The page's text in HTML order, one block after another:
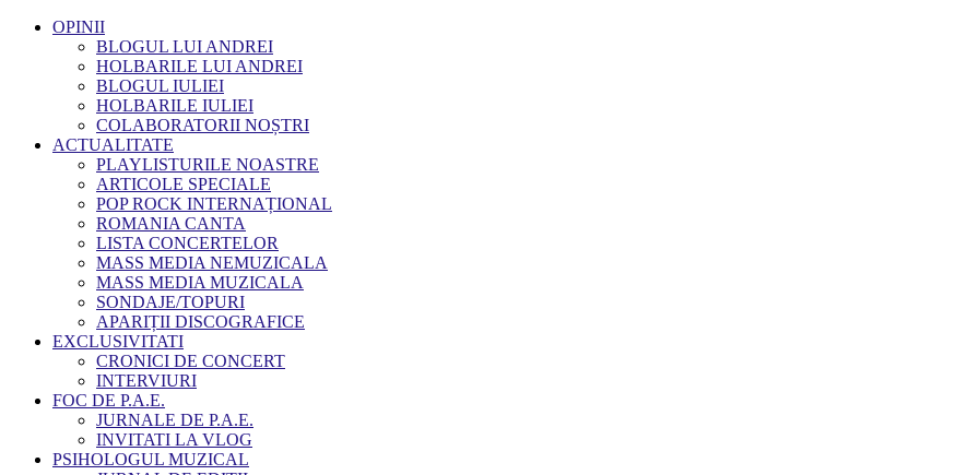
OPINII
BLOGUL LUI ANDREI
HOLBARILE LUI ANDREI
BLOGUL IULIEI
HOLBARILE IULIEI
COLABORATORII NOȘTRI
ACTUALITATE
PLAYLISTURILE NOASTRE
ARTICOLE SPECIALE
POP ROCK INTERNAȚIONAL
ROMANIA CANTA
LISTA CONCERTELOR
MASS MEDIA NEMUZICALA
MASS MEDIA MUZICALA
SONDAJE/TOPURI
APARIȚII DISCOGRAFICE
EXCLUSIVITATI
CRONICI DE CONCERT
INTERVIURI
FOC DE P.A.E.
JURNALE DE P.A.E.
INVITATI LA VLOG
PSIHOLOGUL MUZICAL